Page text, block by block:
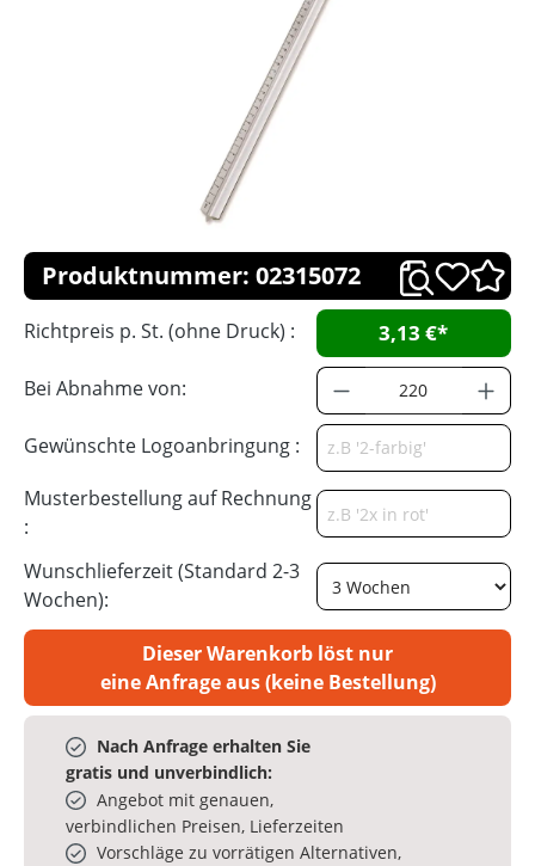
Produktnummer: 02315072
Richtpreis p. St. (ohne Druck) : 3,13 €*
Bei Abnahme von:
Gewünschte Logoanbringung :
Musterbestellung auf Rechnung
:
Wunschlieferzeit (Standard 2-3
Wochen):
Dieser Warenkorb löst nur
eine Anfrage aus (keine Bestellung)
Nach Anfrage erhalten Sie
gratis und unverbindlich:
Angebot mit genauen,
verbindlichen Preisen, Lieferzeiten
Vorschläge zu vorrätigen Alternativen,